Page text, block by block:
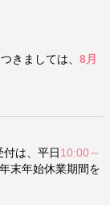
きましては、 8月
は、平日 10:00～
末年始休業期間を